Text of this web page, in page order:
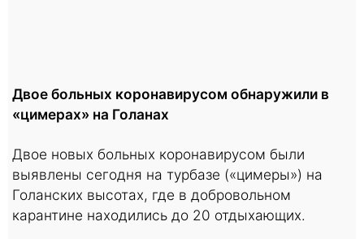
Двое больных коронавирусом обнаружили в
«цимерах» на Голанах
Двое новых больных коронавирусом были
выявлены сегодня на турбазе («цимеры») на
Голанских высотах, где в добровольном
карантине находились до 20 отдыхающих.